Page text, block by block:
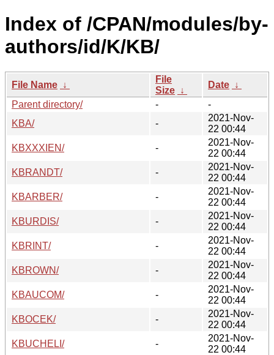
Index of /CPAN/modules/by-
authors/id/K/KB/
File Name ↓
File
Size ↓
Date ↓
Parent directory/
-
-
KBA/
-
2021-Nov-
22 00:44
KBXXXIEN/
-
2021-Nov-
22 00:44
KBRANDT/
-
2021-Nov-
22 00:44
KBARBER/
-
2021-Nov-
22 00:44
KBURDIS/
-
2021-Nov-
22 00:44
KBRINT/
-
2021-Nov-
22 00:44
KBROWN/
-
2021-Nov-
22 00:44
KBAUCOM/
-
2021-Nov-
22 00:44
KBOCEK/
-
2021-Nov-
22 00:44
KBUCHELI/
-
2021-Nov-
22 00:44